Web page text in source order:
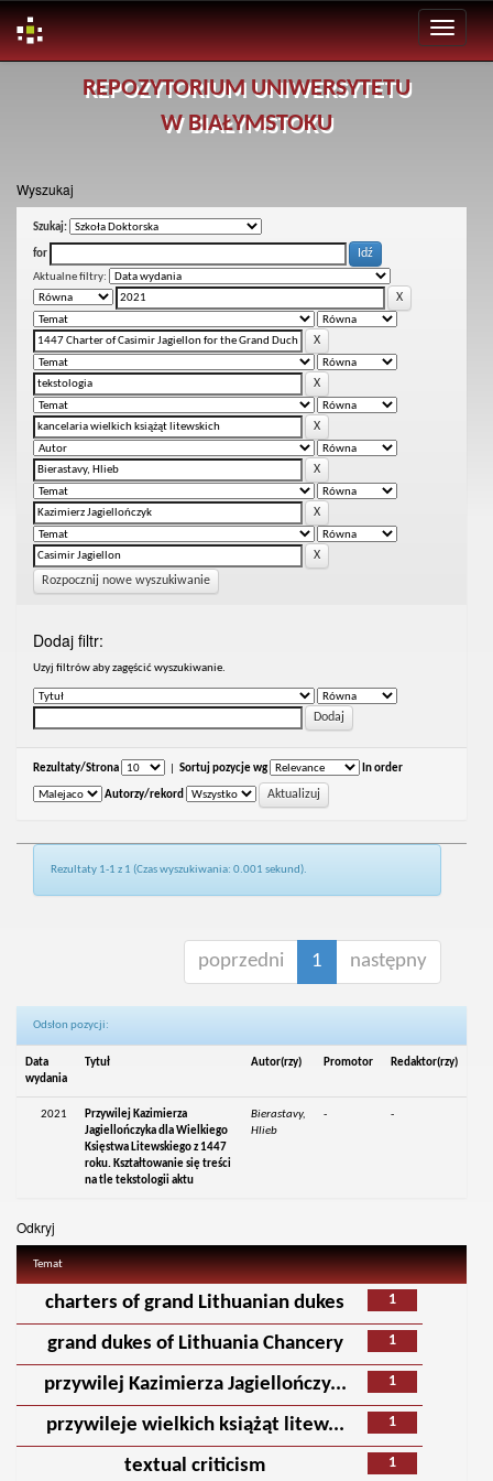
REPOZYTORIUM UNIWERSYTETU
W BIAŁYMSTOKU
Wyszukaj
Szukaj:
for
Aktualne filtry:
Rozpocznij nowe wyszukiwanie
Dodaj filtr:
Uzyj filtrów aby zagęścić wyszukiwanie.
Rezultaty/Strona Sortuj pozycje wg In order
Autorzy/rekord
Rezultaty 1-1 z 1 (Czas wyszukiwania: 0.001 sekund).
poprzedni 1 następny
Odsłon pozycji:
Data
wydania
Tytuł Autor(rzy) Promotor Redaktor(rzy)
2021
Przywilej Kazimierza
Jagiellończyka dla Wielkiego
Księstwa Litewskiego z 1447
roku. Kształtowanie się treści
na tle tekstologii aktu
Bierastavy,
Hlieb
- -
Odkryj
Temat
1
charters of grand Lithuanian dukes
1
grand dukes of Lithuania Chancery
1
przywilej Kazimierza Jagiellończy...
1
przywileje wielkich książąt litew...
1
textual criticism